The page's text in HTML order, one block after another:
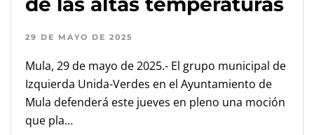
29 DE MAYO DE 2025
Mula, 29 de mayo de 2025.- El grupo municipal de
Izquierda Unida-Verdes en el Ayuntamiento de
Mula defenderá este jueves en pleno una moción
que pla…